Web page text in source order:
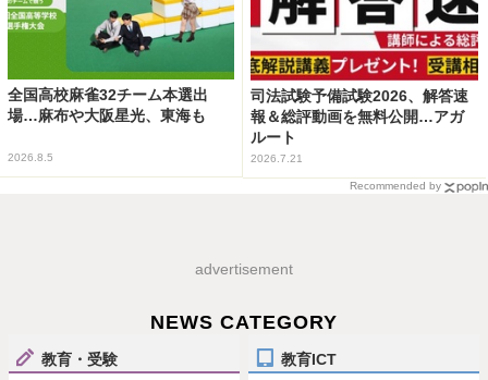
全国高校麻雀32チーム本選出
場…麻布や大阪星光、東海も
2026.8.5
司法試験予備試験2026、解答速
報＆総評動画を無料公開…アガ
ルート
2026.7.21
Recommended by
advertisement
NEWS CATEGORY
教育・受験 教育ICT